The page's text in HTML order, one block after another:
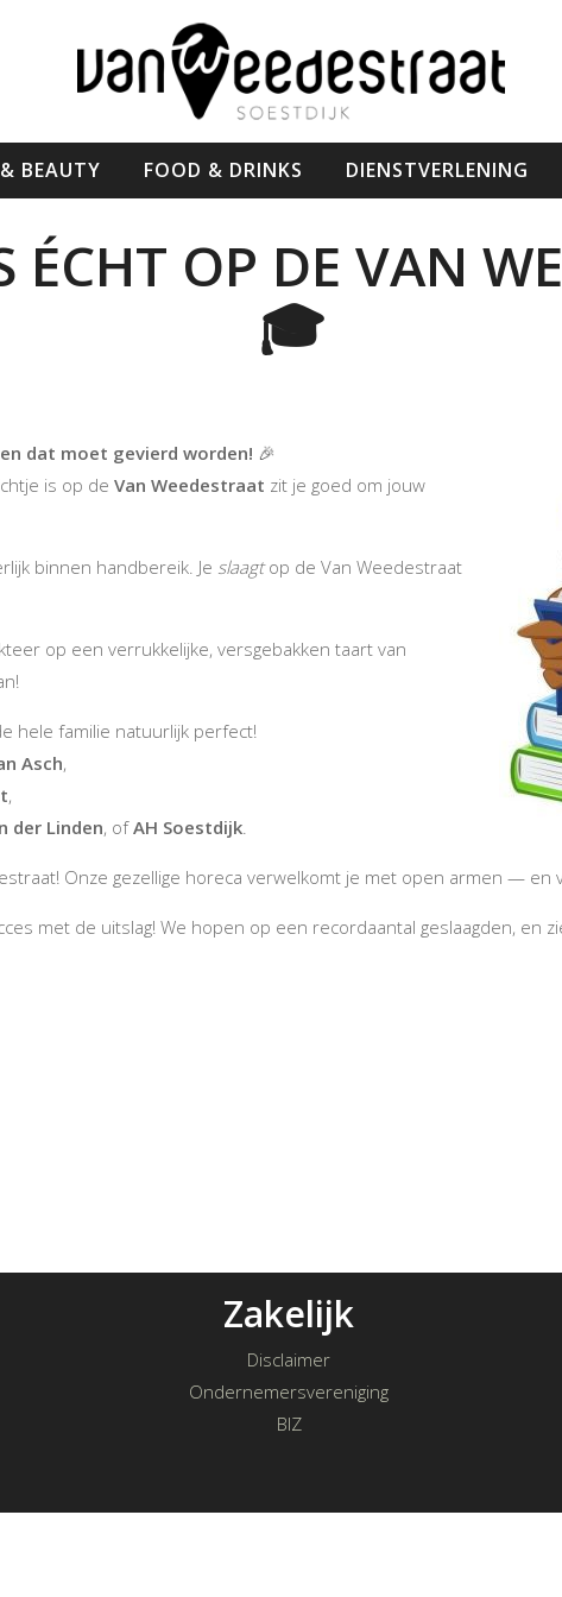
BEAUTY FOOD & DRINKS DIENSTVERLENING
ÉCHT OP DE VAN
🎓
dat moet gevierd worden! 🎉
is op de Van Weedestraat zit je goed om jouw
binnen handbereik. Je slaagtop de Van Weedestraat
op een verrukkelijke, versgebakken taart van
hele familie natuurlijk perfect!
Asch,
,
der Linden, ofAH Soestdijk.
Onze gezellige horeca verwelkomt je met open armen — en
met de uitslag! We hopen op een recordaantal geslaagden, en
Zakelijk
Disclaimer
Ondernemersvereniging
BIZ